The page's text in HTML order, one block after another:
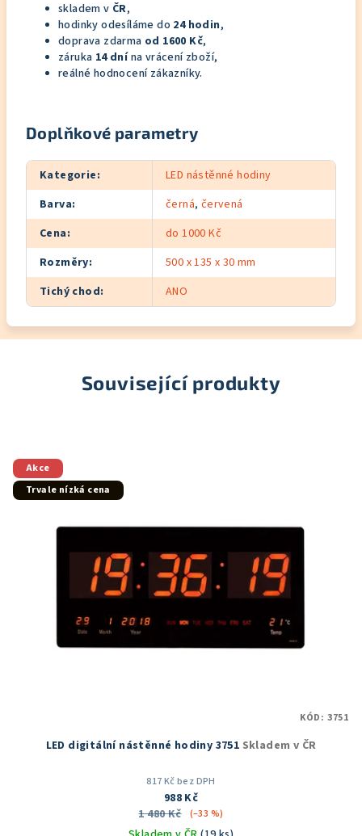
skladem v ČR,
hodinky odesíláme do 24 hodin,
doprava zdarma od 1600 Kč,
záruka 14 dnína vrácení zboží,
reálné hodnocení zákazníky.
Doplňkové parametry
Kategorie:
LED nástěnné hodiny
Barva: černá, červená
Cena:
do 1000 Kč
Rozměry:
500 x 135 x 30 mm
Tichý chod: ANO
Související produkty
Akce
Trvale nízká cena
LED digitální nástěnné hodiny 3751 Skladem v ČR
817 Kč bez DPH
988 Kč
1 480 Kč
(–33 %)
KÓD: 3751